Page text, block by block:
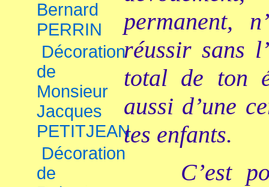
Bernard
PERRIN
Décoration
de
Monsieur
Jacques
PETITJEAN
Décoration
de
permanent,
réussir sans
total de ton
aussi d’une
tes enfants.
C’est